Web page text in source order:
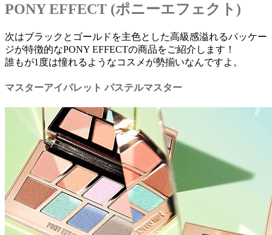
PONY EFFECT (ポニーエフェクト)
次はブラックとゴールドを主色とした高級感溢れるパッケー
ジが特徴的なPONY EFFECTの商品をご紹介します！
誰もが1度は憧れるようなコスメが勢揃いなんですよ。
マスターアイパレット パステルマスター